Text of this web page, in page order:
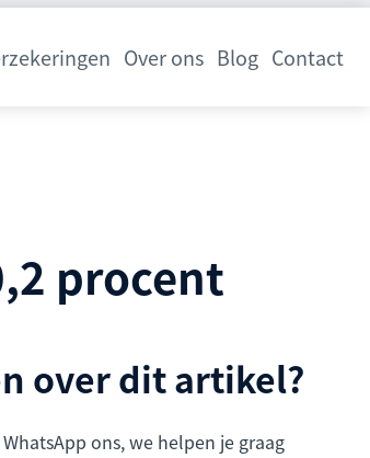
Over ons Blog Contact
procent
over dit artikel?
ons, we helpen je graag